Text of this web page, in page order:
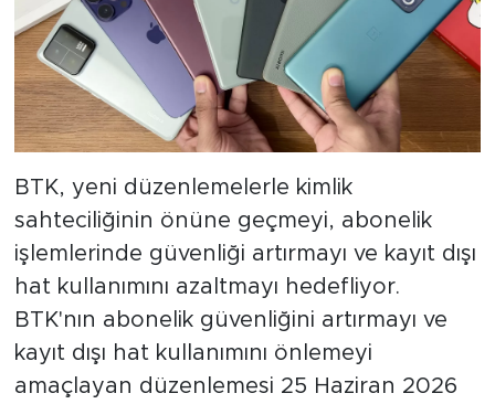
BTK, yeni düzenlemelerle kimlik
sahteciliğinin önüne geçmeyi, abonelik
işlemlerinde güvenliği artırmayı ve kayıt dışı
hat kullanımını azaltmayı hedefliyor.
BTK'nın abonelik güvenliğini artırmayı ve
kayıt dışı hat kullanımını önlemeyi
amaçlayan düzenlemesi 25 Haziran 2026